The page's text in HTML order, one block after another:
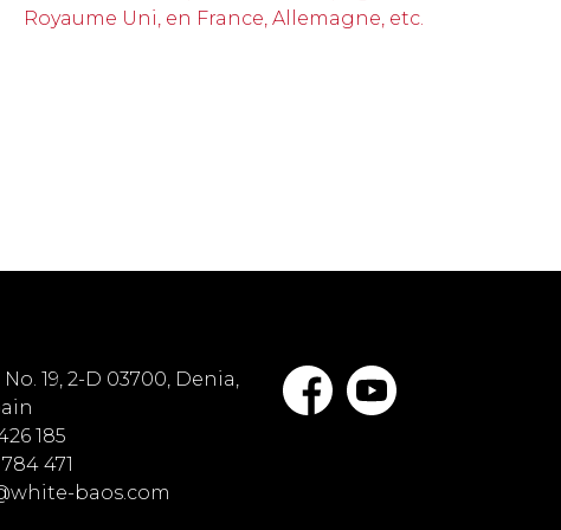
Royaume Uni, en France, Allemagne, etc.
19, 2-D 03700, Denia,
185
471
baos.com